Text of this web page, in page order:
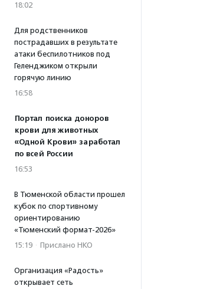
18:02
Для родственников
пострадавших в результате
атаки беспилотников под
Геленджиком открыли
горячую линию
16:58
Портал поиска доноров
крови для животных
«Одной Крови» заработал
по всей России
16:53
В Тюменской области прошел
кубок по спортивному
ориентированию
«Тюменский формат-2026»
15:19 · Прислано НКО
Организация «Радость»
открывает сеть